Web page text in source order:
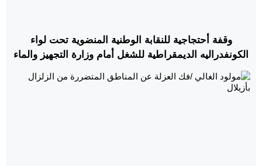
وقفة أحتجاجية للنقابة الوطنية المنضوية تحت لواء
الكونفدراليه الديمقراطية للشغل أمام وزارة التجهيز والماء